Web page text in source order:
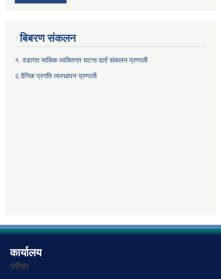
बिबरण संकलन
१. वडागत मासिक व्यक्तिगत घटना दर्ता संकलन प्रणाली
२.दैनिक प्रगति व्यस्थापन प्रणाली
कार्यालय
गर्मीयाम